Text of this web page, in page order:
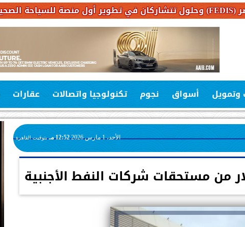
وتمويل أسواق نجوم تكنولوجيا واتصالات عقارات
الأحد، 1 مارس 2026 12:52 مـ بتوقيت القاهرة